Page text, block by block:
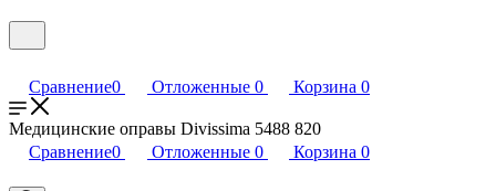
Сравнение0 Отложенные 0 Корзина 0
Медицинские оправы Divissima 5488 820
Сравнение0 Отложенные 0 Корзина 0